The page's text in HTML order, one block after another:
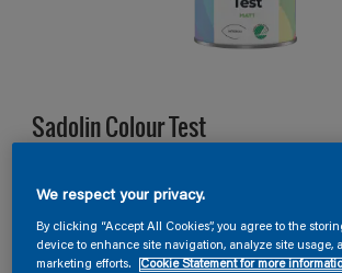
Sadolin Colour Test
S 3060-Y90R
We respect your privacy.
By clicking “Accept All Cookies”, you agree to the
device to enhance site navigation, analyze site usage,
marketing efforts.
Cookie Statement for more